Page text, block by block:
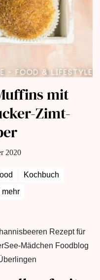
mit
Zimt-
2020
Kochbuch
mehr